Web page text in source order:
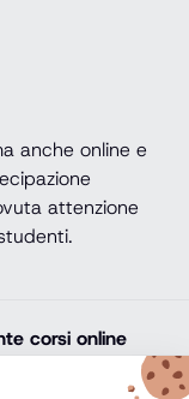
anche online e
attenzione
corsi online
lauree e master